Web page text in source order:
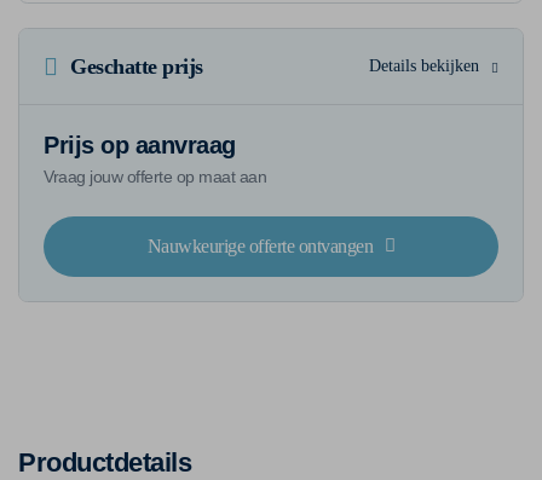
Geschatte prijs Details bekijken
Prijs op aanvraag
Vraag jouw offerte op maat aan
Nauwkeurige offerte ontvangen
Productdetails